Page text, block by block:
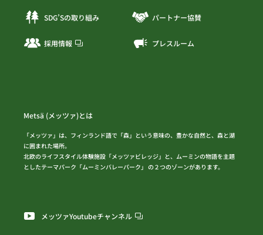
SDG’Sの取り組み
採用情報
パートナー協賛
プレスルーム
Metsä (メッツァ)とは
「メッツァ」は、フィンランド語で「森」という意味の、豊かな自然と、森と湖
に囲まれた場所。
北欧のライフスタイル体験施設「メッツァビレッジ」と、ムーミンの物語を主題
としたテーマパーク「ムーミンバレーパーク」 の２つのゾーンがあります。
メッツァYoutubeチャンネル